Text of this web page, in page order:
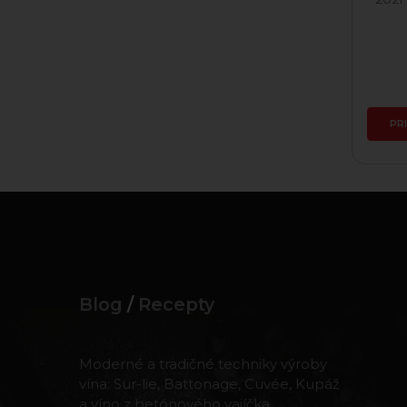
Blog / Recepty
Moderné a tradičné techniky výroby
vína: Sur-lie, Battonage, Cuvée, Kupáž